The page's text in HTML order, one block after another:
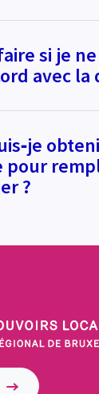
si je
avec la
pour
?